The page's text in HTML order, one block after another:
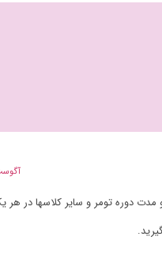
آگوست 4, 2020 در
دوره تومر و سایر کلاسها در